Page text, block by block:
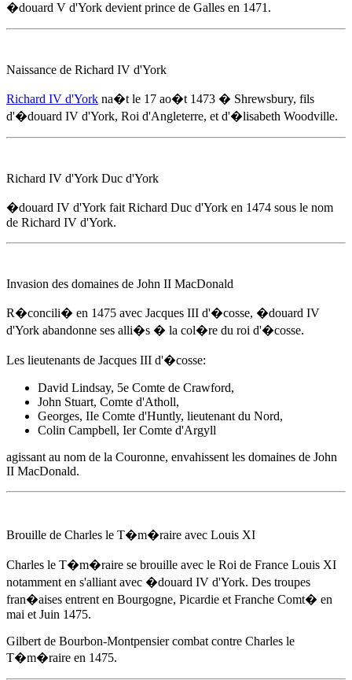
�douard V d'York devient prince de Galles en 1471 .
Naissance de Richard IV d'York
Richard IV d'York na�t le 17 ao�t 1473 � Shrewsbury, fils
d'�douard IV d'York, Roi d'Angleterre, et d'�lisabeth Woodville.
Richard IV d'York Duc d'York
�douard IV d'York fait Richard Duc d'York en 1474 sous le nom
de Richard IV d'York.
Invasion des domaines de John II MacDonald
R�concili� en 1475 avec Jacques III d'�cosse, �douard IV
d'York abandonne ses alli�s � la col�re du roi d'�cosse.
Les lieutenants de Jacques III d'�cosse:
David Lindsay, 5e Comte de Crawford,
John Stuart, Comte d'Atholl,
Georges, IIe Comte d'Huntly, lieutenant du Nord,
Colin Campbell, Ier Comte d'Argyll
agissant au nom de la Couronne, envahissent les domaines de John
II MacDonald.
Brouille de Charles le T�m�raire avec Louis XI
Charles le T�m�raire se brouille avec le Roi de France Louis XI
notamment en s'alliant avec �douard IV d'York. Des troupes
fran�aises entrent en Bourgogne, Picardie et Franche Comt� en
mai et Juin 1475.
Gilbert de Bourbon-Montpensier combat contre Charles le
T�m�raire en 1475.